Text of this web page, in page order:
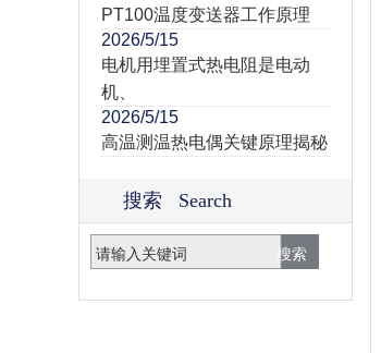
PT100温度变送器工作原理
2026/5/15
电机用埋置式热电阻是电动
机、
2026/5/15
高温测温热电偶关键原理揭秘
搜索 Search